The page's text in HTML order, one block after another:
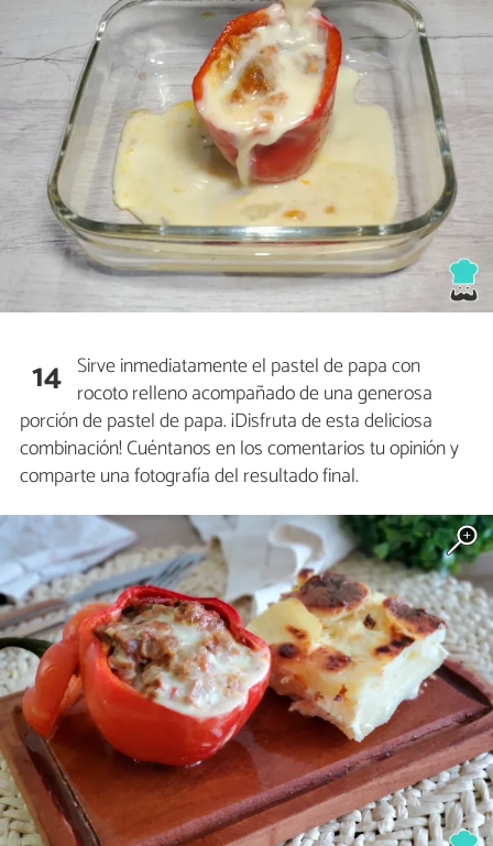
14 Sirve inmediatamente el pastel de papa con
rocoto relleno acompañado de una generosa
porción de pastel de papa. ¡Disfruta de esta deliciosa
combinación! Cuéntanos en los comentarios tu opinión y
comparte una fotografía del resultado final.